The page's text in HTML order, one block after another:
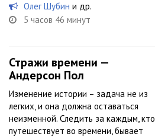
Олег Шубин и др.
5 часов 46 минут
Стражи времени —
Андерсон Пол
Изменение истории – задача не из
легких, и она должна оставаться
неизменной. Следить за каждым, кто
путешествует во времени, бывает